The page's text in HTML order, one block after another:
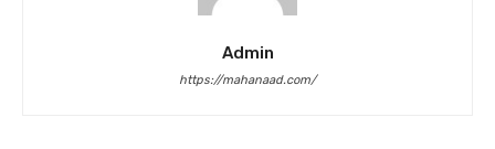
Admin
https://mahanaad.com/